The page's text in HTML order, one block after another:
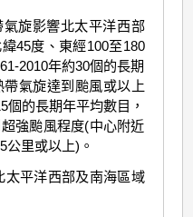
旋影響北太平洋西部
45度、東經100至180
2010年約30個的長期
氣旋達到颱風或以上
個的長期年平均數目，
強颱風程度(中心附近
公里或以上)。
太平洋西部及南海區域